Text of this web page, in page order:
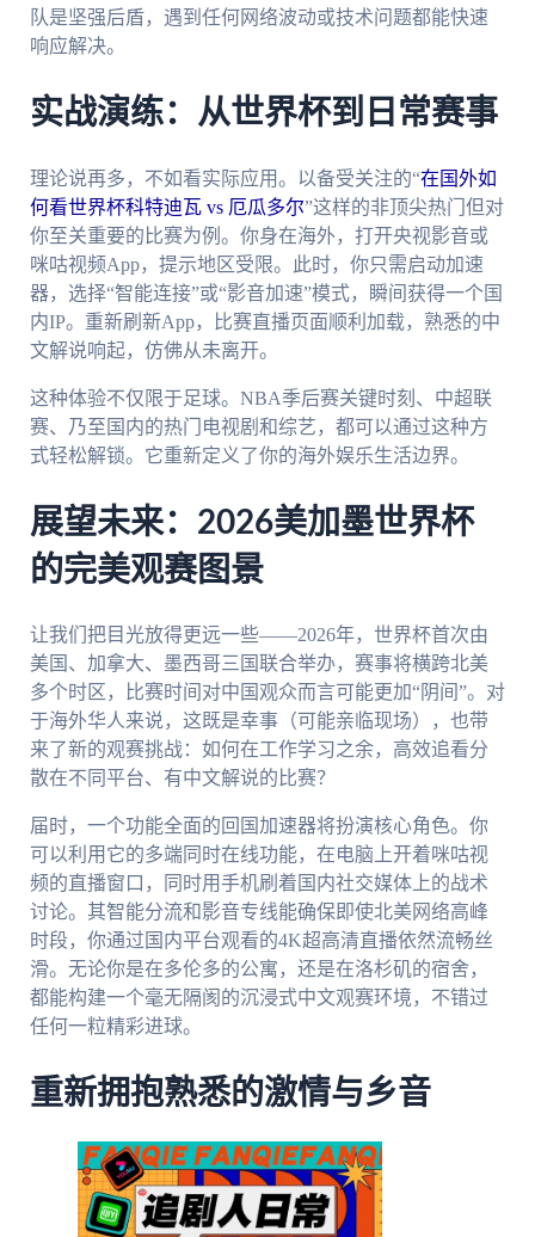
队是坚强后盾，遇到任何网络波动或技术问题都能快速
响应解决。
实战演练：从世界杯到日常赛事
理论说再多，不如看实际应用。以备受关注的“在国外如
何看世界杯科特迪瓦 vs 厄瓜多尔”这样的非顶尖热门但对
你至关重要的比赛为例。你身在海外，打开央视影音或
咪咕视频App，提示地区受限。此时，你只需启动加速
器，选择“智能连接”或“影音加速”模式，瞬间获得一个国
内IP。重新刷新App，比赛直播页面顺利加载，熟悉的中
文解说响起，仿佛从未离开。
这种体验不仅限于足球。NBA季后赛关键时刻、中超联
赛、乃至国内的热门电视剧和综艺，都可以通过这种方
式轻松解锁。它重新定义了你的海外娱乐生活边界。
展望未来：2026美加墨世界杯
的完美观赛图景
让我们把目光放得更远一些——2026年，世界杯首次由
美国、加拿大、墨西哥三国联合举办，赛事将横跨北美
多个时区，比赛时间对中国观众而言可能更加“阴间”。对
于海外华人来说，这既是幸事（可能亲临现场），也带
来了新的观赛挑战：如何在工作学习之余，高效追看分
散在不同平台、有中文解说的比赛？
届时，一个功能全面的回国加速器将扮演核心角色。你
可以利用它的多端同时在线功能，在电脑上开着咪咕视
频的直播窗口，同时用手机刷着国内社交媒体上的战术
讨论。其智能分流和影音专线能确保即使北美网络高峰
时段，你通过国内平台观看的4K超高清直播依然流畅丝
滑。无论你是在多伦多的公寓，还是在洛杉矶的宿舍，
都能构建一个毫无隔阂的沉浸式中文观赛环境，不错过
任何一粒精彩进球。
重新拥抱熟悉的激情与乡音